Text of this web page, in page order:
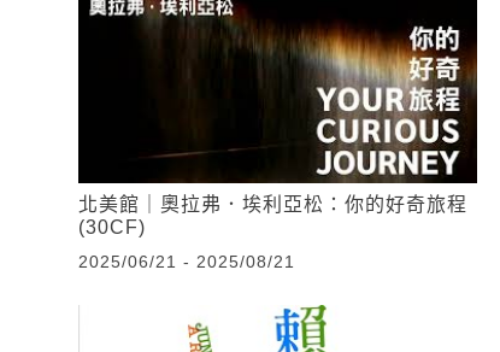
北美館｜奧拉弗．埃利亞松：你的好奇旅程
(30CF)
2025/06/21 - 2025/08/21